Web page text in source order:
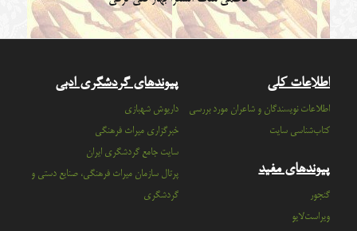
اطلاعات کلی
اطلاعات نویسندگان و شاعران مورد بررسی
کتاب‌شناسی سایت
پیوندهای مفید
گنجور
ویراست‌لایو
پیوندهای گردشگری ادبی
داریوش شهبازی
خبرگزاری میراث فرهنگی
سايت جامع گردشگري ايران
پرتال سازمان ميراث فرهنگي، صنايع دستي و
گردشگري